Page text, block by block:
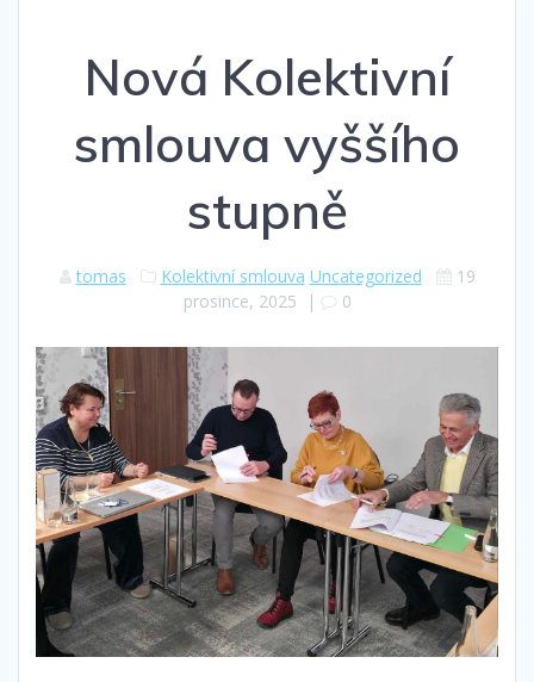
Nová Kolektivní
smlouva vyššího
stupně
tomas Kolektivní smlouva Uncategorized
19
prosince, 2025 | 0